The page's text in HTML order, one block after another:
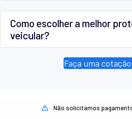
Como escolher a melhor
veicular?
Faça uma
Não solicitamos